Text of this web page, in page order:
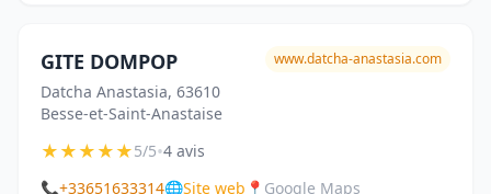
GITE DOMPOP
Datcha Anastasia, 63610
Besse-et-Saint-Anastaise
www.datcha-anastasia.com
★★★★★5/5•4 avis
📞+33651633314🌐Site web 📍 Google Maps